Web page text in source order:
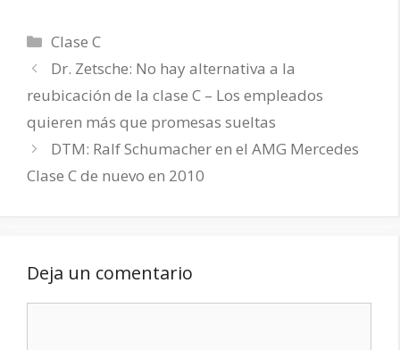
Categorías
Clase C
Dr. Zetsche: No hay alternativa a la
reubicación de la clase C – Los empleados
quieren más que promesas sueltas
DTM: Ralf Schumacher en el AMG Mercedes
Clase C de nuevo en 2010
Deja un comentario